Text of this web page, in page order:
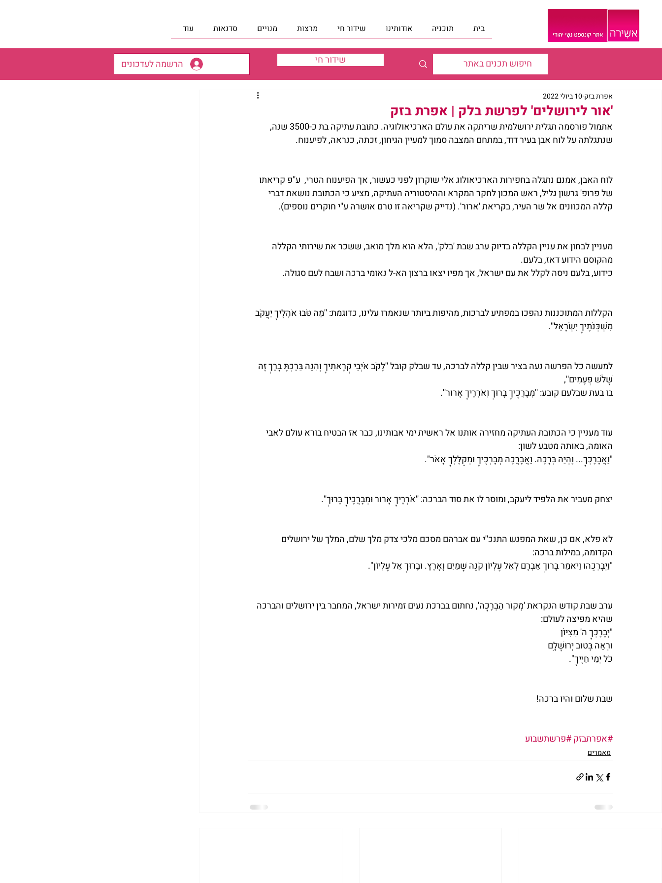
בית תוכניה אודותינו שידור חי מרצות מנויים סדנאות עוד
הרשמה לעדכונים שידור חי
'אור לירושלים' לפרשת בלק | אפרת בזק
אפרת בזק 10 ביולי 2022
אתמול פורסמה תגלית ירושלמית שריתקה את עולם הארכיאולוגיה. כתובת עתיקה בת כ-3500 שנה,
שנתגלתה על לוח אבן בעיר דוד, במתחם המצבה סמוך למעיין הגיחון, זכתה, כנראה, לפיענוח.
לוח האבן, אמנם נתגלה בחפירות הארכיאולוג אלי שוקרון לפני כעשור, אך הפיענוח הטרי,  ע''פ קריאתו
של פרופ' גרשון גליל, ראש המכון לחקר המקרא וההיסטוריה העתיקה, מציע כי הכתובת נושאת דברי
קללה המכוונים אל שר העיר, בקריאת 'ארור'. (נדייק שקריאה זו טרם אושרה ע''י חוקרים נוספים).
מעניין לבחון את עניין הקללה בדיוק ערב שבת 'בלק', הלא הוא מלך מואב, ששכר את שירותי הקללה
מהקוסם הידוע דאז, בלעם.
כידוע, בלעם ניסה לקלל את עם ישראל, אך מפיו יצאו ברצון הא-ל נאומי ברכה ושבח לעם סגולה.
הקללות המתוכננות נהפכו במפתיע לברכות, מהיפות ביותר שנאמרו עלינו, כדוגמת: ''מַה טֹּבוּ אֹהָלֶיךָ יַעֲקֹב
מִשְׁכְּנֹתֶיךָ יִשְׂרָאֵל''.
למעשה כל הפרשה נעה בציר שבין קללה לברכה, עד שבלק קובל ''לָקֹב אֹיְבַי קְרָאתִיךָ וְהִנֵּה בֵּרַכְתָּ בָרֵךְ זֶה
שָׁלֹשׁ פְּעָמִים'',
בו בעת שבלעם קובע: ''מְבָרֲכֶיךָ בָרוּךְ וְאֹרְרֶיךָ אָרוּר''.
עוד מעניין כי הכתובת העתיקה מחזירה אותנו אל ראשית ימי אבותינו, כבר אז הבטיח בורא עולם לאבי
האומה, באותה מטבע לשון:
"וַאֲבָרֶכְךָ... וֶהְיֵה בְּרָכָה. וַאֲבָרֲכָה מְבָרְכֶיךָ וּמְקַלֶּלְךָ אָאֹר".
יצחק מעביר את הלפיד ליעקב, ומוסר לו את סוד הברכה: ''אֹרְרֶיךָ אָרוּר וּמְבָרֲכֶיךָ בָּרוּךְ''.
לא פלא, אם כן, שאת המפגש התנכ''י עם אברהם מסכם מלכי צדק מלך שלם, המלך של ירושלים
הקדומה, במילות ברכה:
"וַיְבָרְכֵהוּ וַיֹּאמַר בָּרוּךְ אַבְרָם לְאֵל עֶלְיוֹן קֹנֵה שָׁמַיִם וָאָרֶץ. וּבָרוּךְ אֵל עֶלְיוֹן".
ערב שבת קודש הנקראת 'מְקוֹר הַבְּרָכָה', נחתום בברכת נעים זמירות ישראל, המחבר בין ירושלים והברכה
שהיא מפיצה לעולם:
"יְבָרֶכְךָ ה' מִצִּיּוֹן
וּרְאֵה בְּטוּב יְרוּשָׁלָ‍ִם
כֹּל יְמֵי חַיֶּיךָ".
שבת שלום והיו ברכה!
#אפרתבזק#פרשתשבוע
מאמרים